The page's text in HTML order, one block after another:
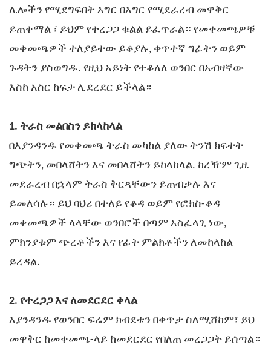
ሌሎችን የሚደግፍበት እግር በእግር የሚደራረብ መዋቅር
ይጠቀማል ፣ ይህም የተረጋጋ ቁልል ይፈጥራል። የመቀመጫዎቹ
መቀመጫዎች ተለያይተው ይቆያሉ, ቀጥተኛ ግፊትን ወይም
ጉዳትን ያስወግዱ. የዚህ አይነት የተቆለለ ወንበር በአብዛኛው
እስከ አስር ከፍታ ሊደረደር ይችላል።
1. ትራስ መልበስን ይከላከላል
በእያንዳንዱ የመቀመጫ ትራስ መካከል ያለው ትንሽ ክፍተት
ግጭትን, መበላሸትን እና መበላሸትን ይከላከላል. ከረዥም ጊዜ
መደራረብ በኋላም ትራስ ቅርጻቸውን ይጠብቃሉ እና
ይመለሳሉ። ይህ ባህሪ በተለይ የቆዳ ወይም የፎክስ-ቆዳ
መቀመጫዎች ላላቸው ወንበሮች በጣም አስፈላጊ ነው,
ምክንያቱም ጭረቶችን እና የፊት ምልክቶችን ለመከላከል
ይረዳል.
2. የተረጋጋ እና ለመደርደር ቀላል
እያንዳንዱ የወንበር ፍሬም ክብደቱን በቀጥታ ስለሚሸከም፣ ይህ
መዋቅር ከመቀመጫ-ላይ ከመደርደር የበለጠ መረጋጋት ይሰጣል።